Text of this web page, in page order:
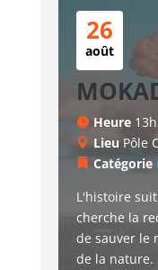
26
août
Heure
Lieu Pôle
Catégorie
L'histoire
cherche la
de sauver le
de la nature.